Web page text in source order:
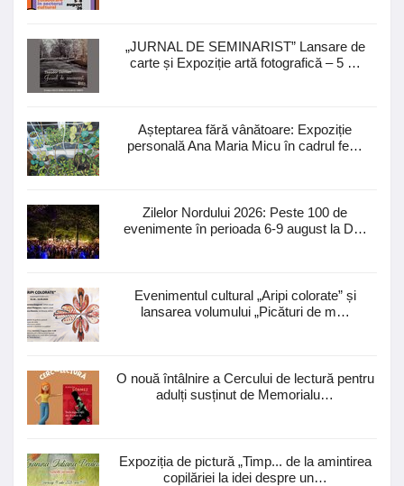
„JURNAL DE SEMINARIST” Lansare de
carte și Expoziție artă fotografică – 5 …
Așteptarea fără vânătoare: Expoziție
personală Ana Maria Micu în cadrul fe…
Zilelor Nordului 2026: Peste 100 de
evenimente în perioada 6-9 august la D…
Evenimentul cultural „Aripi colorate” și
lansarea volumului „Picături de m…
O nouă întâlnire a Cercului de lectură pentru
adulți susținut de Memorialu…
Expoziția de pictură „Timp... de la amintirea
copilăriei la idei despre un…